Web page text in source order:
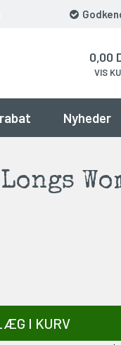
0,00
VIS
Nyheder
I KURV